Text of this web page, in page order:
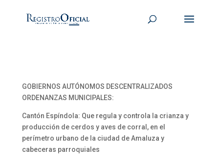
GOBIERNOS AUTÓNOMOS DESCENTRALIZADOS
ORDENANZAS MUNICIPALES:
Cantón Espíndola: Que regula y controla la crianza y
producción de cerdos y aves de corral, en el
perímetro urbano de la ciudad de Amaluza y
cabeceras parroquiales